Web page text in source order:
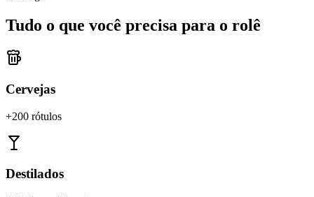
Tudo o que você precisa para o rolê
Cervejas
+200 rótulos
Destilados